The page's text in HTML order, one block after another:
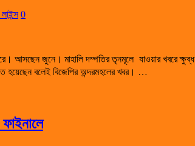
0
আসছেন জুনে। মাহালি দম্পতির তৃনমূলে যাওয়ার খবরে
হয়েছেন বলেই বিজেপির অন্দরমহলের খবর। …
ফাইনালে